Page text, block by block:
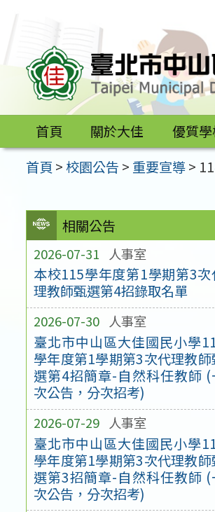
區
首頁 關於大佳 優質
首頁 >校園公告 > 重要宣導>
相關公告
2026-07-31 人事室
本校115學年度第1學期第3次
理教師甄選第4招錄取名單
2026-07-30 人事室
臺北市中山區大佳國民小學
學年度第1學期第3次代理教師
選第4招簡章-自然科任教師 (
次公告，分次招考)
2026-07-29 人事室
臺北市中山區大佳國民小學
學年度第1學期第3次代理教師
選第3招簡章-自然科任教師 (
次公告，分次招考)